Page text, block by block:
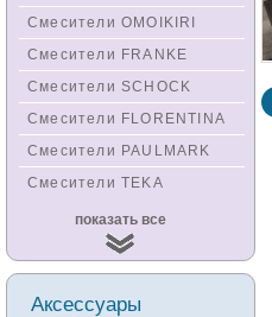
Смесители OMOIKIRI
Смесители FRANKE
Смесители SCHOCK
Смесители FLORENTINA
Смесители PAULMARK
Смесители TEKA
Смесители
KUCHENSTERN
Смесители ZORG
Смесители KANTERA
показать все
Аксессуары